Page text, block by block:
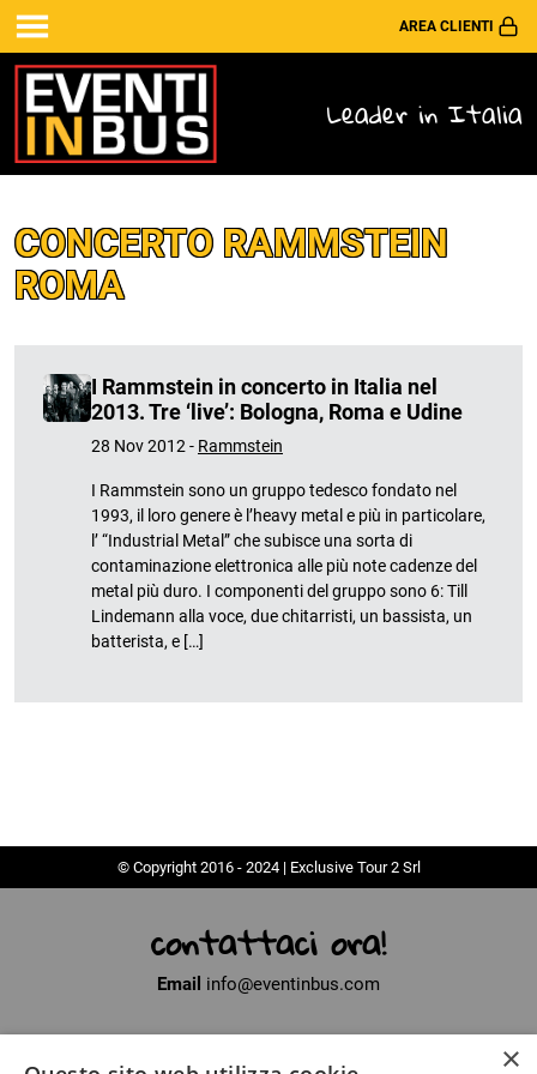
AREA CLIENTI
Leader in Italia
CONCERTO RAMMSTEIN
ROMA
I Rammstein in concerto in Italia nel
2013. Tre ‘live’: Bologna, Roma e Udine
28 Nov 2012 - Rammstein
I Rammstein sono un gruppo tedesco fondato nel
1993, il loro genere è l’heavy metal e più in particolare,
l’ “Industrial Metal” che subisce una sorta di
contaminazione elettronica alle più note cadenze del
metal più duro. I componenti del gruppo sono 6: Till
Lindemann alla voce, due chitarristi, un bassista, un
batterista, e […]
© Copyright 2016 - 2024 | Exclusive Tour 2 Srl
contattaci ora!
Email info@eventinbus.com
×